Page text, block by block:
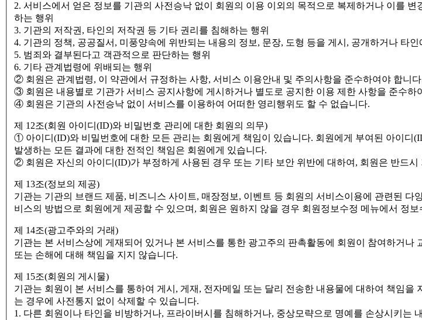
2. 서비스에서 얻은 정보를 기관의 사전승낙 없이 회원의 이용 이외의 목적으로 복제하거나 이를
하는 행위
3. 기관의 저작권, 타인의 저작권 등 기타 권리를 침해하는 행위
4. 기관의 정책, 공공질서, 미풍양속에 위반되는 내용의 정보, 문장, 도형 등을 게시, 공개하거나 타인
5. 범죄와 결부된다고 객관적으로 판단하는 행위
6. 기타 관계법령에 위배되는 행위
② 회원은 관계법령, 이 약관에서 규정하는 사항, 서비스 이용안내 및 주의사항을 준수하여야 합니
③ 회원은 내용별로 기관가 서비스 공지사항에 게시하거나 별도로 공지한 이용 제한 사항을 준수하
④ 회원은 기관의 사전승낙 없이 서비스를 이용하여 어떠한 영리행위도 할 수 없습니다.
제 12조(회원 아이디(ID)와 비밀번호 관리에 대한 회원의 의무)
① 아이디(ID)와 비밀번호에 대한 모든 관리는 회원에게 책임이 있습니다. 회원에게 부여된 아이디
발생하는 모든 결과에 대한 전적인 책임은 회원에게 있습니다.
② 회원은 자신의 아이디(ID)가 부정하게 사용된 경우 또는 기타 보안 위반에 대하여, 회원은 반드시
제 13조(정보의 제공)
기관는 기관의 브랜드 제품, 비즈니스 사이트, 매장정보, 이벤트 등 회원의 서비스이용에 관련된 다
비스의 방법으로 회원에게 제공할 수 있으며, 회원은 원하지 않을 경우 회원정보수정 메뉴에서 정
제 14조(광고주와의 거래)
기관는 본 서비스상에 게재되어 있거나 본 서비스를 통한 광고주의 판촉활동에 회원이 참여하거나
또는 손해에 대해 책임을 지지 않습니다.
제 15조(회원의 게시물)
기관는 회원이 본 서비스를 통하여 게시, 게재, 전자메일 또는 달리 전송한 내용물에 대하여 책임을
는 경우에 사전통지 없이 삭제할 수 있습니다.
1. 다른 회원이나 타인을 비방하거나, 프라이버시를 침해하거나, 중상모략으로 명예를 손상시키는